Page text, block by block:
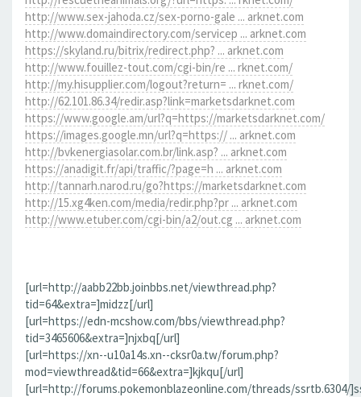
http://www.sex-jahoda.cz/sex-porno-gale ... arknet.com
http://www.domaindirectory.com/servicep ... arknet.com
https://skyland.ru/bitrix/redirect.php? ... arknet.com
http://www.fouillez-tout.com/cgi-bin/re ... rknet.com/
http://my.hisupplier.com/logout?return= ... rknet.com/
http://62.101.86.34/redir.asp?link=marketsdarknet.com
https://www.google.am/url?q=https://marketsdarknet.com/
https://images.google.mn/url?q=https:// ... arknet.com
http://bvkenergiasolar.com.br/link.asp? ... arknet.com
https://anadigit.fr/api/traffic/?page=h ... arknet.com
http://tannarh.narod.ru/go?https://marketsdarknet.com
http://15.xg4ken.com/media/redir.php?pr ... arknet.com
http://www.etuber.com/cgi-bin/a2/out.cg ... arknet.com
[url=http://aabb22bb.joinbbs.net/viewthread.php?
tid=64&extra=]midzz[/url]
[url=https://edn-mcshow.com/bbs/viewthread.php?
tid=3465606&extra=]njxbq[/url]
[url=https://xn--u10a14s.xn--cksr0a.tw/forum.php?
mod=viewthread&tid=66&extra=]kjkqu[/url]
[url=http://forums.pokemonblazeonline.com/threads/ssrtb.6304/